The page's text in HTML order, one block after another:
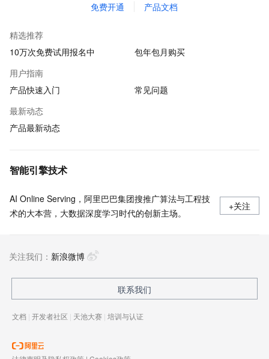
免费开通 产品文档
精选推荐
10万次免费试用报名中
包年包月购买
用户指南
产品快速入门
常见问题
最新动态
产品最新动态
智能引擎技术
AI Online Serving，阿里巴巴集团搜推广算法与工程技
术的大本营，大数据深度学习时代的创新主场。
+关注
关注我们： 新浪微博
联系我们
文档 | 开发者社区 | 天池大赛 | 培训与认证